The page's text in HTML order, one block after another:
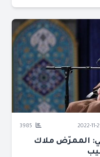
الممرّض ملاك